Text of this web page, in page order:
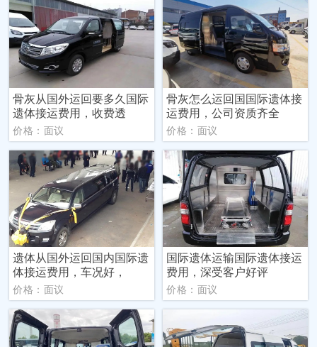
骨灰从国外运回要多久国际
遗体接运费用，收费透
价格：面议
骨灰怎么运回国国际遗体接
运费用，公司资质齐全
价格：面议
遗体从国外运回国内国际遗
体接运费用，车况好，
价格：面议
国际遗体运输国际遗体接运
费用，深受客户好评
价格：面议